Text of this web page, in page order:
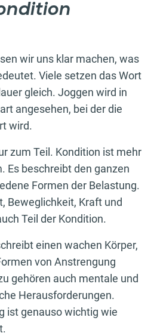
wir uns klar machen, was
Viele setzen das Wort
gleich. Joggen wird in
angesehen, bei der die
wird.
zum Teil. Kondition ist mehr
Es beschreibt den ganzen
Formen der Belastung.
Beweglichkeit, Kraft und
Teil der Kondition.
einen wachen Körper,
von Anstrengung
gehören auch mentale und
Herausforderungen.
ist genauso wichtig wie